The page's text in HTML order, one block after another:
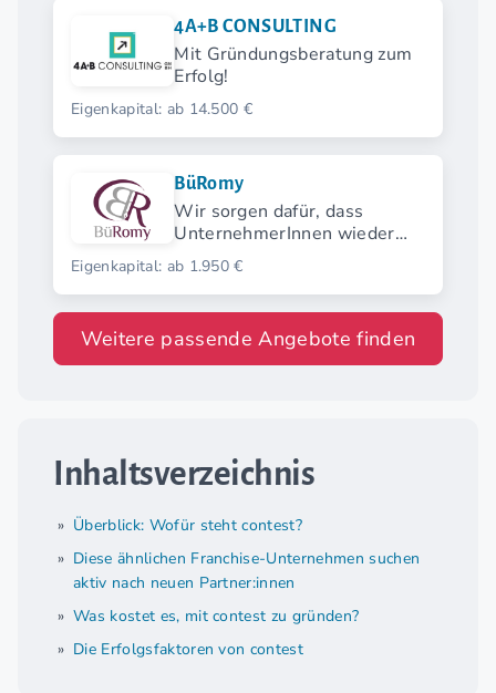
4A+B CONSULTING
Mit Gründungsberatung zum
Erfolg!
Eigenkapital: ab 14.500 €
BüRomy
Wir sorgen dafür, dass
UnternehmerInnen wieder
Zeit für ihr Kerngeschäft
haben
Eigenkapital: ab 1.950 €
Weitere passende Angebote finden
Inhaltsverzeichnis
Überblick: Wofür steht contest?
Diese ähnlichen Franchise-Unternehmen suchen
aktiv nach neuen Partner:innen
Was kostet es, mit contest zu gründen?
Die Erfolgsfaktoren von contest